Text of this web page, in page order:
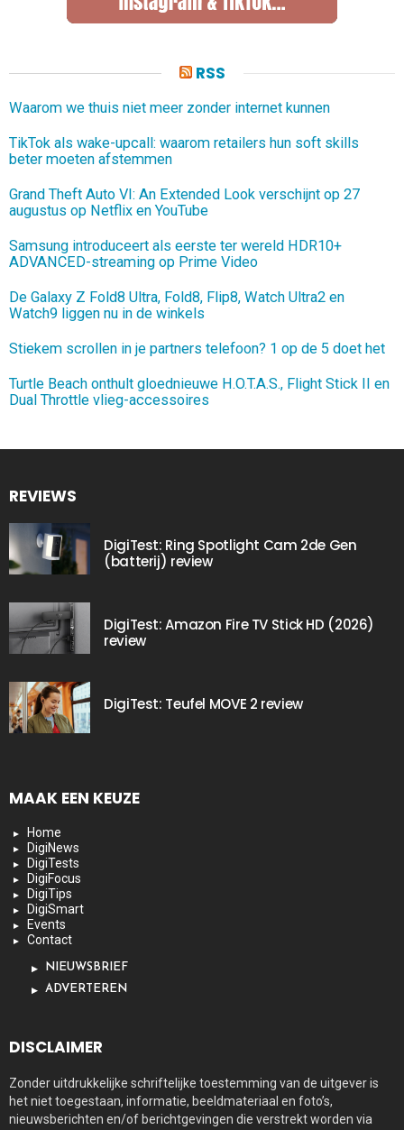
RSS
Waarom we thuis niet meer zonder internet kunnen
TikTok als wake-upcall: waarom retailers hun soft skills
beter moeten afstemmen
Grand Theft Auto VI: An Extended Look verschijnt op 27
augustus op Netflix en YouTube
Samsung introduceert als eerste ter wereld HDR10+
ADVANCED-streaming op Prime Video
De Galaxy Z Fold8 Ultra, Fold8, Flip8, Watch Ultra2 en
Watch9 liggen nu in de winkels
Stiekem scrollen in je partners telefoon? 1 op de 5 doet het
Turtle Beach onthult gloednieuwe H.O.T.A.S., Flight Stick II en
Dual Throttle vlieg-accessoires
REVIEWS
DigiTest: Ring Spotlight Cam 2de Gen
(batterij) review
DigiTest: Amazon Fire TV Stick HD (2026)
review
DigiTest: Teufel MOVE 2 review
MAAK EEN KEUZE
Home
DigiNews
DigiTests
DigiFocus
DigiTips
DigiSmart
Events
Contact
NIEUWSBRIEF
ADVERTEREN
DISCLAIMER
Zonder uitdrukkelijke schriftelijke toestemming van de uitgever is
het niet toegestaan, informatie, beeldmateriaal en foto’s,
nieuwsberichten en/of berichtgevingen die verstrekt worden via